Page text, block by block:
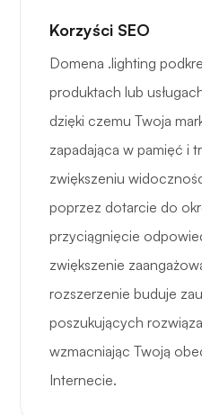
Korzyści SEO
Domena .lighting
produktach lub
dzięki czemu Twoja
zapadająca w pamięć i
zwiększeniu
poprzez dotarcie do
przyciągnięcie
zwiększenie
rozszerzenie buduje
poszukujących
wzmacniając Twoją
Internecie.